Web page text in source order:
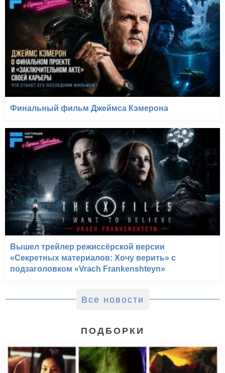
Диверсант. Идеальный
штурм (2021)
Финальный фильм Джеймса Кэмерона
Вышел трейлер режиссёрской версии
«Секретных материалов: Хочу верить» с
подзаголовком «Vrach Frankenshteyn»
Все новости
ПОДБОРКИ